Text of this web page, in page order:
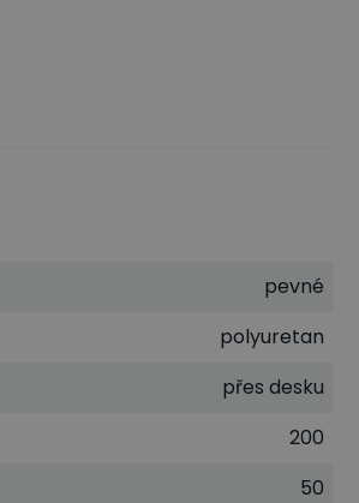
pevné
polyuretan
přes desku
200
50